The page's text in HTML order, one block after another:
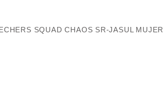
SQUAD CHAOS SR-JASUL MUJER